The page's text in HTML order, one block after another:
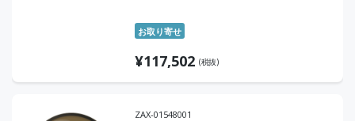
お取り寄せ
¥117,502 (税抜)
ZAX-01548001